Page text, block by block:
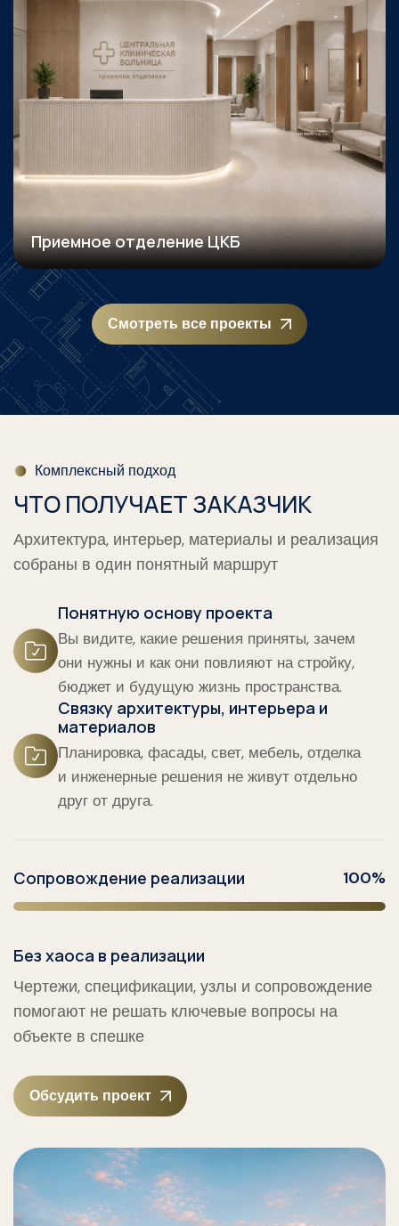
Приемное отделение ЦКБ
Смотреть все проекты
Комплексный подход
ЧТО ПОЛУЧАЕТ ЗАКАЗЧИК
Архитектура, интерьер, материалы и реализация
собраны в один понятный маршрут
Понятную основу проекта
Вы видите, какие решения приняты, зачем
они нужны и как они повлияют на стройку,
бюджет и будущую жизнь пространства.
Связку архитектуры, интерьера и
материалов
Планировка, фасады, свет, мебель, отделка
и инженерные решения не живут отдельно
друг от друга.
Сопровождение реализации 100%
Без хаоса в реализации
Чертежи, спецификации, узлы и сопровождение
помогают не решать ключевые вопросы на
объекте в спешке
Обсудить проект